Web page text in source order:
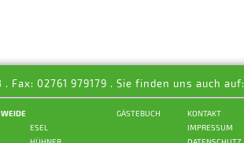
Fax: 02761 979179 . Sie finden uns auch auf:
ESEL
GÄSTEBUCH
KONTAKT
IMPRESSUM